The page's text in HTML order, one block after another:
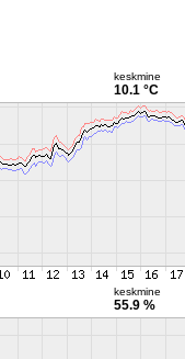
keskmine
10.1 °C
keskmine
55.9 %